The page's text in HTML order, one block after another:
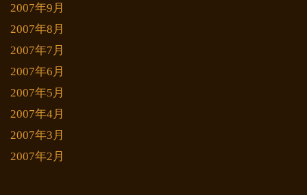
2007年9月
2007年8月
2007年7月
2007年6月
2007年5月
2007年4月
2007年3月
2007年2月